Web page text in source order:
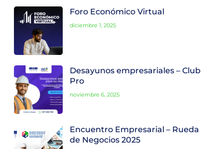
Foro Económico Virtual
diciembre 1, 2025
Desayunos empresariales – Club
Pro
noviembre 6, 2025
Encuentro Empresarial – Rueda
de Negocios 2025